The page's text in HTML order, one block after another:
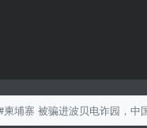
埔寨 被骗进波贝电诈园，中